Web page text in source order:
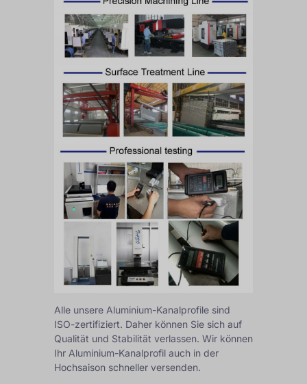
Alle unsere Aluminium-Kanalprofile sind
ISO-zertifiziert. Daher können Sie sich auf
Qualität und Stabilität verlassen. Wir können
Ihr Aluminium-Kanalprofil auch in der
Hochsaison schneller versenden.